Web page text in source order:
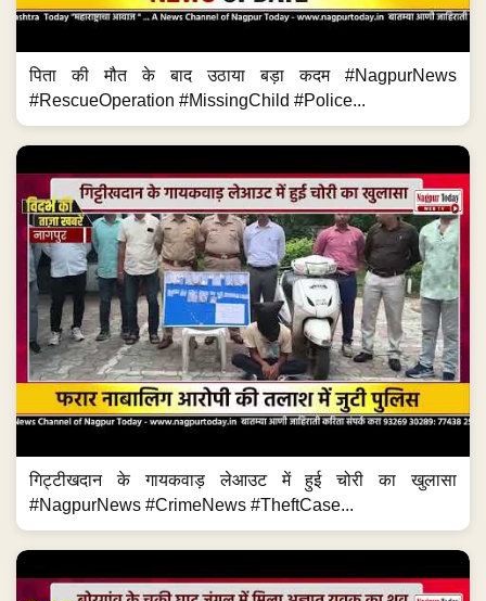
पिता की मौत के बाद उठाया बड़ा कदम #NagpurNews
#RescueOperation #MissingChild #Police...
गिट्टीखदान के गायकवाड़ लेआउट में हुई चोरी का खुलासा
#NagpurNews #CrimeNews #TheftCase...